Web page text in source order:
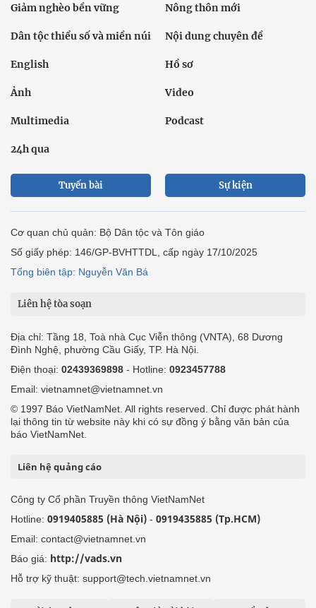
Giảm nghèo bền vững Nông thôn mới
Dân tộc thiểu số và miền núi Nội dung chuyên đề
English Hồ sơ
Ảnh Video
Multimedia Podcast
24h qua
Tuyến bài Sự kiện
Cơ quan chủ quản: Bộ Dân tộc và Tôn giáo
Số giấy phép: 146/GP-BVHTTDL, cấp ngày 17/10/2025
Tổng biên tập: Nguyễn Văn Bá
Liên hệ tòa soạn
Địa chỉ: Tầng 18, Toà nhà Cục Viễn thông (VNTA), 68 Dương
Đình Nghệ, phường Cầu Giấy, TP. Hà Nội.
Điện thoại: 02439369898 - Hotline: 0923457788
Email: vietnamnet@vietnamnet.vn
© 1997 Báo VietNamNet. All rights reserved. Chỉ được phát hành
lại thông tin từ website này khi có sự đồng ý bằng văn bản của
báo VietNamNet.
Liên hệ quảng cáo
Công ty Cổ phần Truyền thông VietNamNet
Hotline: 0919405885 (Hà Nội) - 0919435885 (Tp.HCM)
Email: contact@vietnamnet.vn
Báo giá: http://vads.vn
Hỗ trợ kỹ thuật: support@tech.vietnamnet.vn